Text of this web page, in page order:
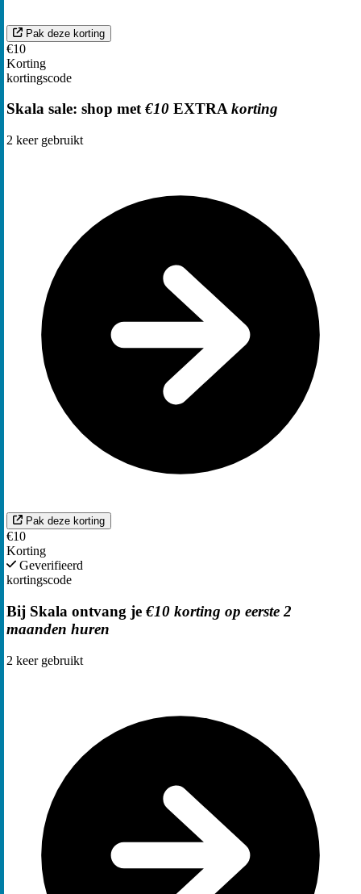
Pak deze korting
€10
Korting
kortingscode
Skala sale: shop met€10 EXTRAkorting
2 keer gebruikt
Pak deze korting
€10
Korting
Geverifieerd
kortingscode
Bij Skala ontvang je €10 korting op eerste 2
maanden huren
2 keer gebruikt